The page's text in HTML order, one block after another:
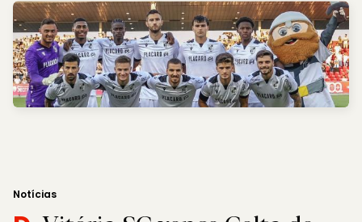
Notícias